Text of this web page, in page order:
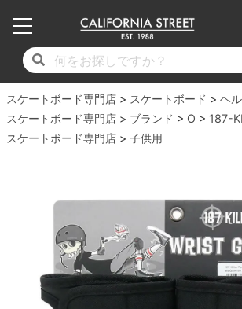
スケートボード専門店 スケートボード
ヘ
スケートボード専門店
ブランド O
187-
スケートボード専門店
子供用
17時までのご注文は当日発送！
11,000円以上で送料無料！
毎月1日はポイント5倍！10日と20日は3倍！
コンプリートセット（完成品）
17時までのご注文は当日発送！
11,000円以上で送料無料！
毎月1日はポイント5倍！10日と20日は3倍！
デッキ新着一覧
子供用デッキ
7.0inch以下
7.2inch
7.7inch
17時までのご注文は当日発送！
11,000円以上で送料無料！
毎月1日はポイント5倍！10日と20日は3倍！
トラック新着一覧
7.0inch以下
7.2inch
7.3inch
7.8inch
ウィール
17時までのご注文は当日発送！
11,000円以上で送料無料！
毎月1日はポイント5倍！10日と20日は3倍！
ウィール新着一覧
50mm
51mm
52mm
56mm
スピットファイヤー F4（フォーミュラ
ー）
ベアリング
17時までのご注文は当日発送！
11,000円以上で送料無料！
毎月1日はポイント5倍！10日と20日は3倍！
シューズ新着一覧
20cm
21cm
22cm
23.5cm
24cm
サンダル
インソール
17時までのご注文は当日発送！
11,000円以上で送料無料！
毎月1日はポイント5倍！10日と20日は3倍！
Tシャツ
パーカー
トレーナー・セーター
17時までのご注文は当日発送！
11,000円以上で送料無料！
毎月1日はポイント5倍！10日と20日は3倍！
最新ブログ一覧
17時までのご注文は当日発送！
11,000円以上で送料無料！
毎月1日はポイント5倍！10日と20日は3倍！
初心者の方へ
スタッフおすすめアイテム
ブランド紹介
17時までのご注文は当日発送！
11,000円以上で送料無料！
毎月1日はポイント5倍！10日と20日は3倍！
店舗情報
カリフォルニアストリートの歴史
求人情報